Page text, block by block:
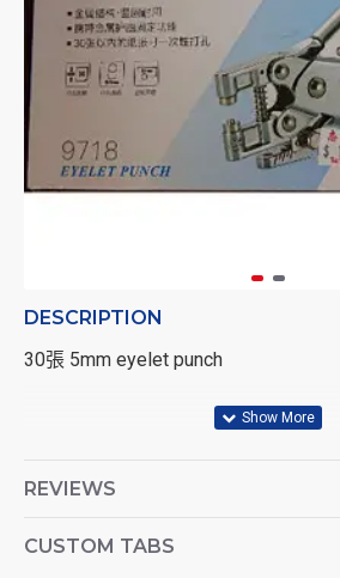
DESCRIPTION
30張 5mm eyelet punch
REVIEWS
CUSTOM TABS